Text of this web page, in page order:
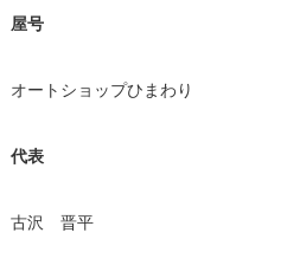
屋号
オートショップひまわり
代表
古沢 晋平